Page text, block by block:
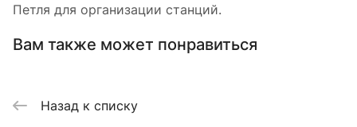
Петля для организации станций.
Вам также может понравиться
Назад к списку